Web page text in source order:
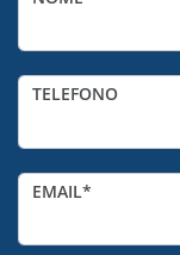
TELEFONO
EMAIL